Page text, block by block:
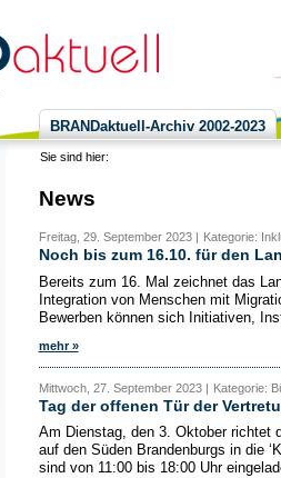
BRANDaktuell-Archiv 2002-2023
Sie sind hier:
News
Freitag, 29. September 2023 | Kategorie:
Noch bis zum 16.10. für den
Bereits zum 16. Mal zeichnet das
Integration von Menschen mit
Bewerben können sich Initiativen,
mehr »
Mittwoch, 27. September 2023 | Kategorie:
Tag der offenen Tür der
Am Dienstag, den 3. Oktober richtet
auf den Süden Brandenburgs in die
sind von 11:00 bis 18:00 Uhr